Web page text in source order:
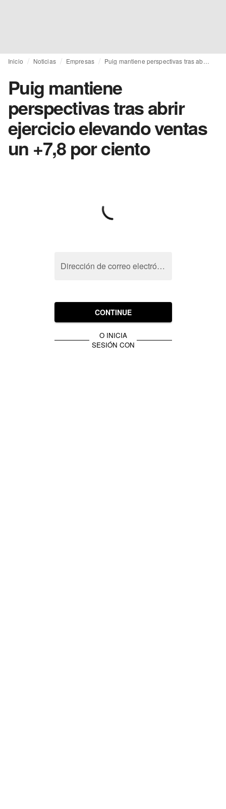
Inicio Noticias Empresas
Puig mantiene
perspectivas tras abrir
ejercicio elevando ventas
un +7,8 por ciento
Dirección de correo electrónico
CONTINUE
O INICIA
SESIÓN CON